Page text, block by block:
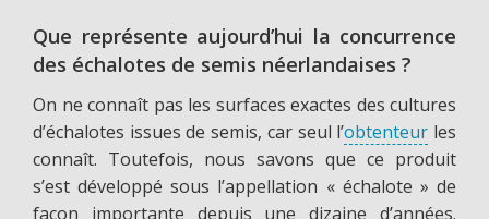
Que représente aujourd’hui la concurrence
des échalotes de semis néerlandaises ?
On ne connaît pas les surfaces exactes des cultures
d’échalotes issues de semis, car seul l’obtenteur les
connaît. Toutefois, nous savons que ce produit
s’est développé sous l’appellation « échalote » de
façon importante depuis une dizaine d’années.